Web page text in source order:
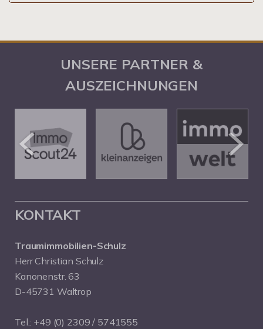
UNSERE PARTNER &
AUSZEICHNUNGEN
KONTAKT
Traumimmobilien-Schulz
Herr Christian Schulz
Kanonenstr. 63
D-45731 Waltrop
Tel.: +49 (0) 2309 / 5741555